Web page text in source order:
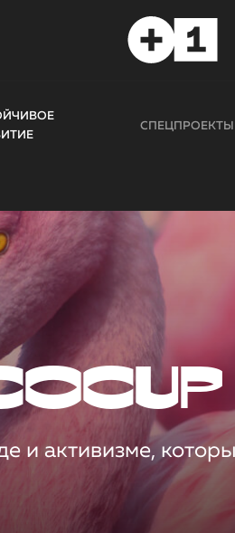
СПЕЦПРОЕКТЫ
и активизме,